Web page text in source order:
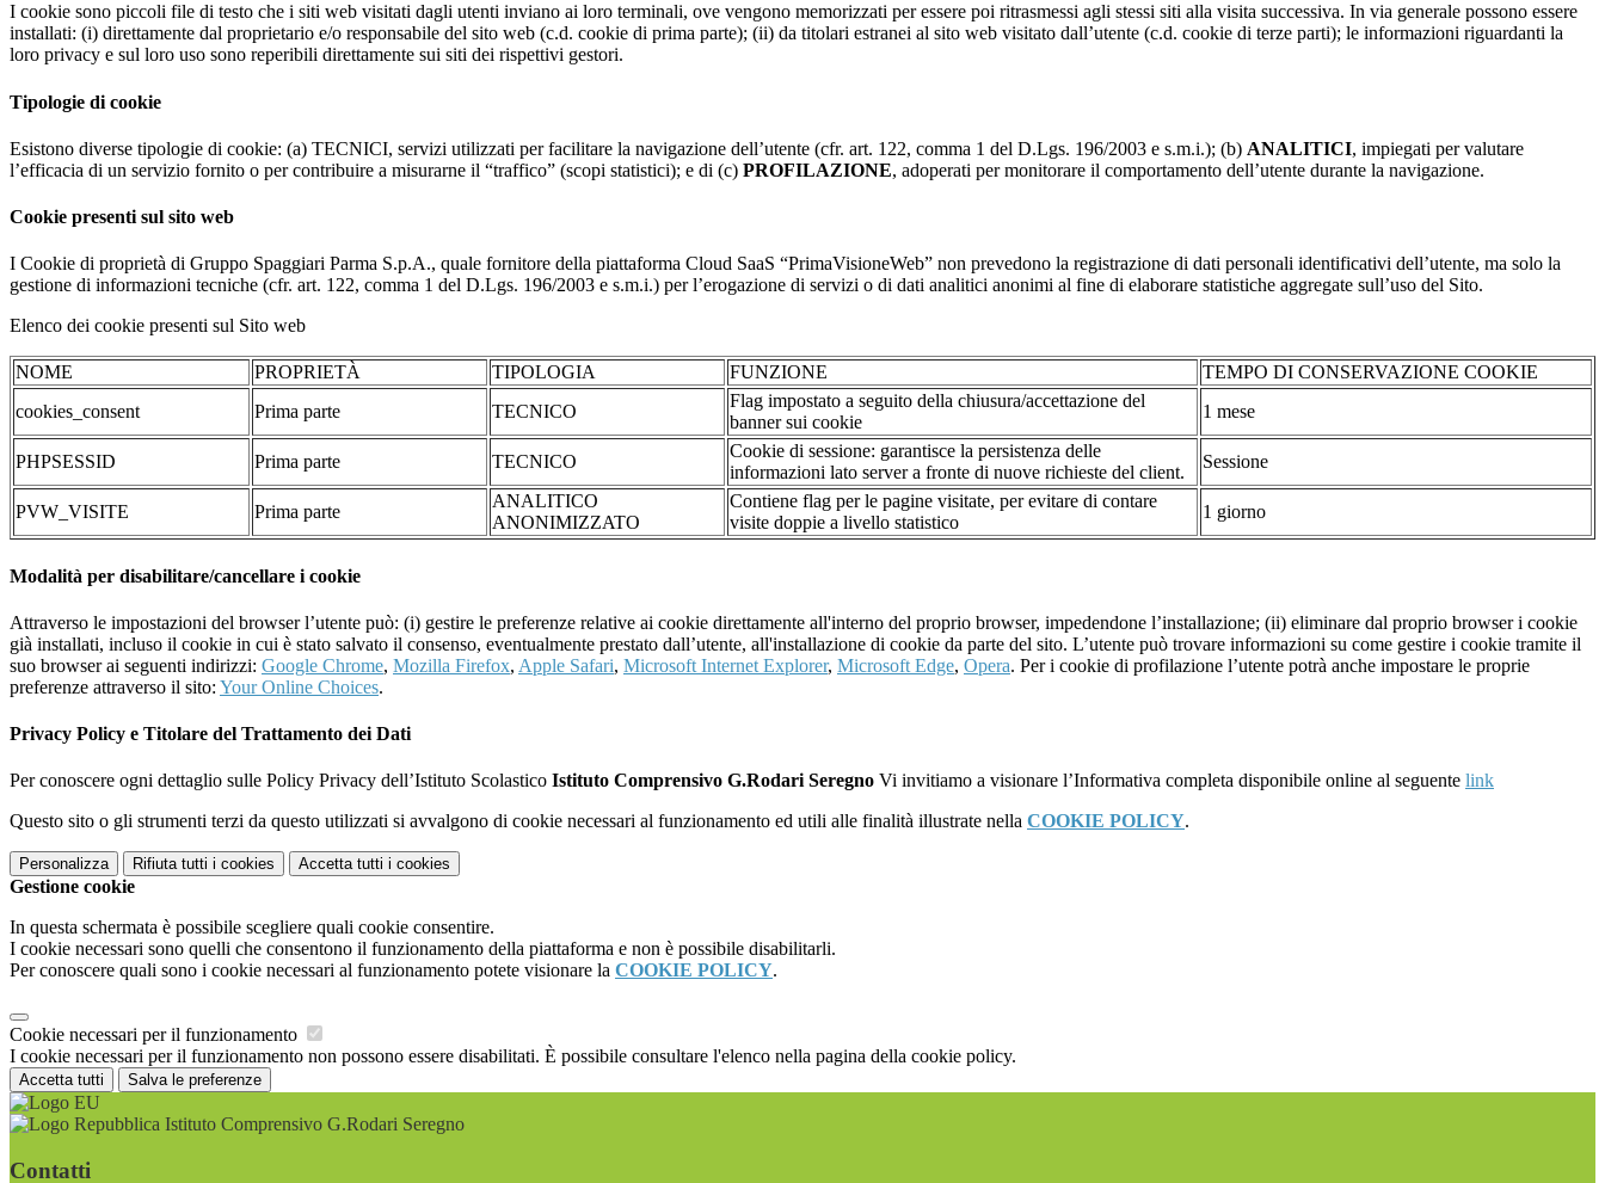
I cookie sono piccoli file di testo che i siti web visitati dagli utenti inviano ai loro terminali, ove vengono memorizzati per essere poi ritrasmessi agli stessi siti alla visita successiva. In via generale possono essere
installati: (i) direttamente dal proprietario e/o responsabile del sito web (c.d. cookie di prima parte); (ii) da titolari estranei al sito web visitato dall’utente (c.d. cookie di terze parti); le informazioni riguardanti la
loro privacy e sul loro uso sono reperibili direttamente sui siti dei rispettivi gestori.
Tipologie di cookie
Esistono diverse tipologie di cookie: (a) TECNICI, servizi utilizzati per facilitare la navigazione dell’utente (cfr. art. 122, comma 1 del D.Lgs. 196/2003 e s.m.i.); (b) ANALITICI, impiegati per valutare
l’efficacia di un servizio fornito o per contribuire a misurarne il “traffico” (scopi statistici); e di (c) PROFILAZIONE, adoperati per monitorare il comportamento dell’utente durante la navigazione.
Cookie presenti sul sito web
I Cookie di proprietà di Gruppo Spaggiari Parma S.p.A., quale fornitore della piattaforma Cloud SaaS “PrimaVisioneWeb” non prevedono la registrazione di dati personali identificativi dell’utente, ma solo la
gestione di informazioni tecniche (cfr. art. 122, comma 1 del D.Lgs. 196/2003 e s.m.i.) per l’erogazione di servizi o di dati analitici anonimi al fine di elaborare statistiche aggregate sull’uso del Sito.
Elenco dei cookie presenti sul Sito web
NOME PROPRIETÀ TIPOLOGIA FUNZIONE
TEMPO DI CONSERVAZIONE COOKIE
cookies_consent
Prima parte TECNICO
Flag impostato a seguito della chiusura/accettazione del
banner sui cookie
1 mese
PHPSESSID Prima parte TECNICO
Cookie di sessione: garantisce la persistenza delle
informazioni lato server a fronte di nuove richieste del client.
Sessione
PVW_VISITE Prima parte
ANALITICO
ANONIMIZZATO
Contiene flag per le pagine visitate, per evitare di contare
visite doppie a livello statistico
1 giorno
Modalità per disabilitare/cancellare i cookie
Attraverso le impostazioni del browser l’utente può: (i) gestire le preferenze relative ai cookie direttamente all'interno del proprio browser, impedendone l’installazione; (ii) eliminare dal proprio browser i cookie
già installati, incluso il cookie in cui è stato salvato il consenso, eventualmente prestato dall’utente, all'installazione di cookie da parte del sito. L’utente può trovare informazioni su come gestire i cookie tramite il
suo browser ai seguenti indirizzi: Google Chrome, Mozilla Firefox, Apple Safari, Microsoft Internet Explorer, Microsoft Edge, Opera. Per i cookie di profilazione l’utente potrà anche impostare le proprie
preferenze attraverso il sito: Your Online Choices.
Privacy Policy e Titolare del Trattamento dei Dati
Per conoscere ogni dettaglio sulle Policy Privacy dell’Istituto Scolastico Istituto Comprensivo G.Rodari Seregno Vi invitiamo a visionare l’Informativa completa disponibile online al seguente link
Questo sito o gli strumenti terzi da questo utilizzati si avvalgono di cookie necessari al funzionamento ed utili alle finalità illustrate nella COOKIE POLICY.
Personalizza Rifiuta tutti i cookies Accetta tutti i cookies
Gestione cookie
In questa schermata è possibile scegliere quali cookie consentire.
I cookie necessari sono quelli che consentono il funzionamento della piattaforma e non è possibile disabilitarli.
Per conoscere quali sono i cookie necessari al funzionamento potete visionare la COOKIE POLICY.
Cookie necessari per il funzionamento
I cookie necessari per il funzionamento non possono essere disabilitati. È possibile consultare l'elenco nella pagina della cookie policy.
Accetta tutti Salva le preferenze
Istituto Comprensivo G.Rodari Seregno
Contatti